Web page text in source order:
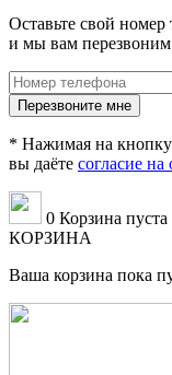
Оставьте свой номер
и мы вам
* Нажимая на
вы даёте согласие
0 Корзина пуста
КОРЗИНА
Ваша корзина пока